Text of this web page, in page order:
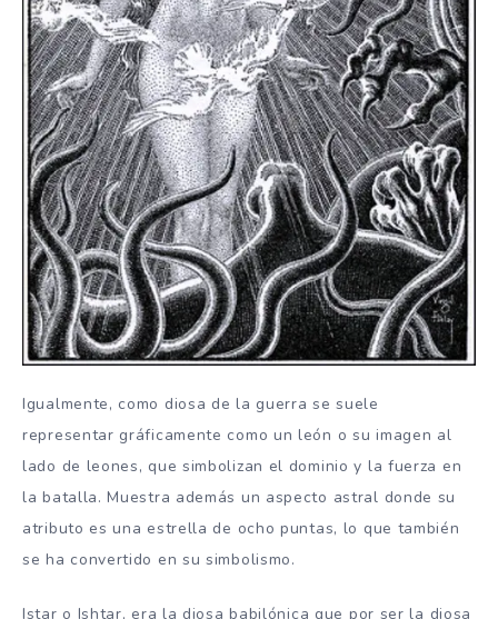
Igualmente, como diosa de la guerra se suele
representar gráficamente como un león o su imagen al
lado de leones, que simbolizan el dominio y la fuerza en
la batalla. Muestra además un aspecto astral donde su
atributo es una estrella de ocho puntas, lo que también
se ha convertido en su simbolismo.
Istar o Ishtar, era la diosa babilónica que por ser la diosa